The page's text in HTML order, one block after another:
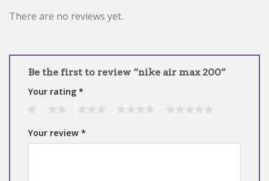
There are no reviews yet.
Be the first to review “nike air max 200”
Your rating *
Your review *